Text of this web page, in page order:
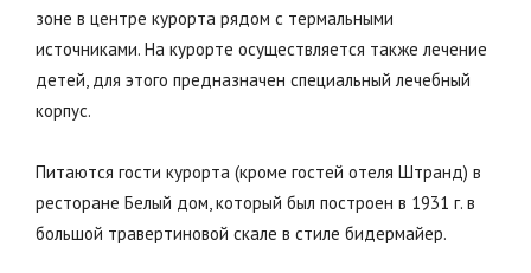
зоне в центре курорта рядом с термальными
источниками. На курорте осуществляется также лечение
детей, для этого предназначен специальный лечебный
корпус.
Питаются гости курорта (кроме гостей отеля Штранд) в
ресторане Белый дом, который был построен в 1931 г. в
большой травертиновой скале в стиле бидермайер.